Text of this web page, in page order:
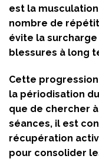
est la
nombre de
évite la
blessures à long
Cette
la périodisation
que de chercher
séances, il est
récupération
pour consolider